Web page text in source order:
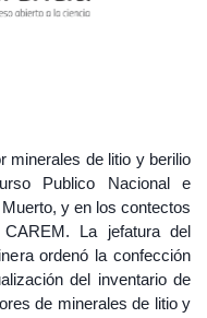
minerales de litio y berilio
Publico Nacional e
y en los contectos
La jefatura del
ordenó la confección
del inventario de
de minerales de litio y